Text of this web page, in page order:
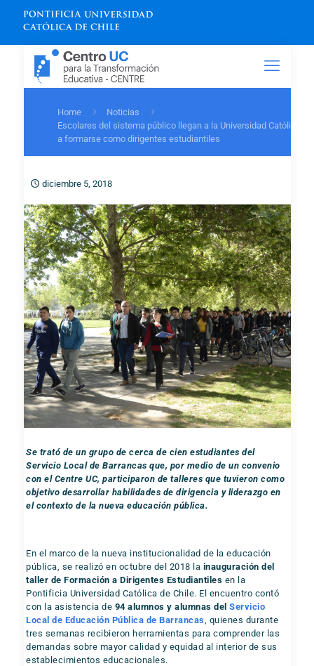
Home
Noticias
Escolares del sistema público llegan a la Universidad Católica
a formarse como dirigentes estudiantiles
diciembre 5, 2018
Se trató de un grupo de cerca de cien estudiantes del
Servicio Local de Barrancas que, por medio de un convenio
con el Centre UC, participaron de talleres que tuvieron como
objetivo desarrollar habilidades de dirigencia y liderazgo en
el contexto de la nueva educación pública.
En el marco de la nueva institucionalidad de la educación
pública, se realizó en octubre del 2018 la inauguración del
taller de Formación a Dirigentes Estudiantiles en la
Pontificia Universidad Católica de Chile. El encuentro contó
con la asistencia de 94 alumnos y alumnas delServicio
Local de Educación Pública de Barrancas , quienes durante
tres semanas recibieron herramientas para comprender las
demandas sobre mayor calidad y equidad al interior de sus
establecimientos educacionales.